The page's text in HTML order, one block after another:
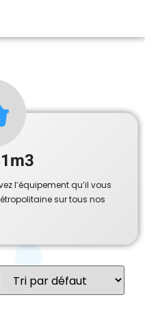
l’équipement qu’il vous
sur tous nos